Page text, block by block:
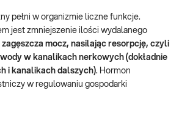
pełni w organizmie liczne funkcje.
jest zmniejszenie ilości wydalanego
mocz, nasilając resorpcję, czyli
w kanalikach nerkowych (dokładnie
i kanalikach dalszych). Hormon
w regulowaniu gospodarki